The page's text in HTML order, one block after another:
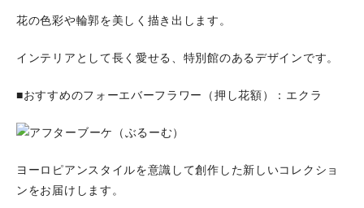
花の色彩や輪郭を美しく描き出します。
インテリアとして長く愛せる、特別館のあるデザインです。
■おすすめのフォーエバーフラワー（押し花額）：エクラ
ヨーロピアンスタイルを意識して創作した新しいコレクショ
ンをお届けします。